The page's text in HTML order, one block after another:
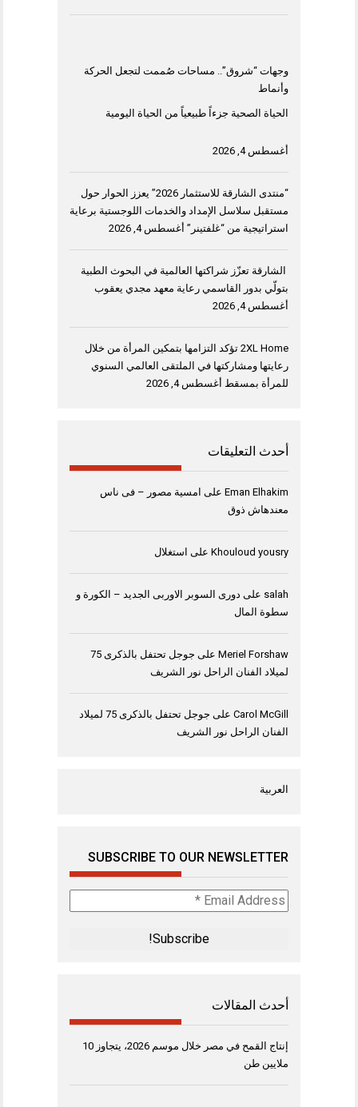
وجهات “شروق”.. مساحات صُممت لتجعل الحركة
وأنماط
الحياة الصحية جزءاً طبيعياً من الحياة اليومية
أغسطس 4, 2026
“منتدى الشارقة للاستثمار 2026” يعزز الحوار حول
مستقبل سلاسل الإمداد والخدمات اللوجستية برعاية
استراتيجية من “غلفتينر” أغسطس 4, 2026
الشارقة تعزّز شراكتها العالمية في البحوث الطبية
بتولّي بدور القاسمي رعاية معهد مجدي يعقوب
أغسطس 4, 2026
2XL Home تؤكد التزامها بتمكين المرأة من خلال
رعايتها ومشاركتها في الملتقى العالمي السنوي
للمرأة بمسقط أغسطس 4, 2026
أحدث التعليقات
Eman Elhakim على امسية مصور – فى ناس
معندهاش ذوق
Khouloud yousry على استغلال
salah على دورى السوبر الاوربى الجديد – الكورة و
سطوة المال
Meriel Forshaw على
جوجل تحتفل بالذكرى 75
لميلاد الفنان الراحل نور الشريف
Carol McGill على
جوجل تحتفل بالذكرى 75 لميلاد
الفنان الراحل نور الشريف
العربية
SUBSCRIBE TO OUR NEWSLETTER
Email
Address
أحدث المقالات
إنتاج القمح في مصر خلال موسم 2026، يتجاوز 10
ملايين طن